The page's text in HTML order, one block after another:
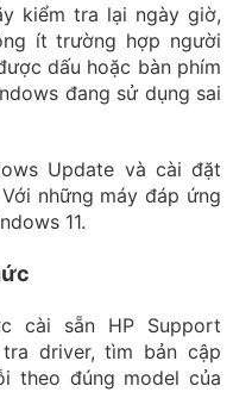
kiểm tra lại ngày giờ,
ít trường hợp người
dấu hoặc bàn phím
đang sử dụng sai
Update và cài đặt
những máy đáp ứng
11.
cài sẵn HP Support
driver, tìm bản cập
theo đúng model của